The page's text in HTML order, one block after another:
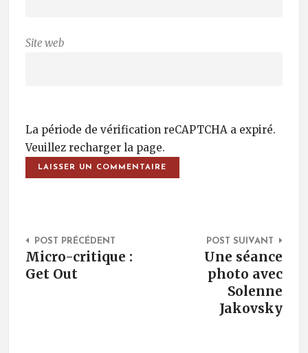
Site web
La période de vérification reCAPTCHA a expiré.
Veuillez recharger la page.
Post Navigation
POST PRÉCÉDENT
Micro-critique :
Get Out
POST SUIVANT
Une séance
photo avec
Solenne
Jakovsky